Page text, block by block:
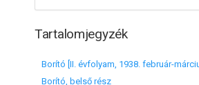
Tartalomjegyzék
Borító, belső rész